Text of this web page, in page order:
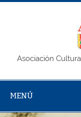
Saltar
Asociación
MENÚ